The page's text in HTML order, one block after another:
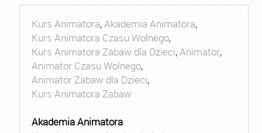
Kurs Animatora,Akademia Animatora,
Kurs Animatora Czasu Wolnego,
Kurs Animatora Zabaw dla Dzieci,Animator,
Animator Czasu Wolnego,
Animator Zabaw dla Dzieci,
Kurs Animatora Zabaw
Akademia Animatora